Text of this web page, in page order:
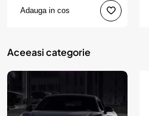
Adauga in cos
Aceeasi categorie